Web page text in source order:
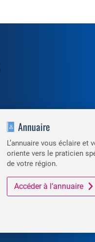
Annuaire
L’annuaire vous éclaire et
oriente vers le praticien
de votre région.
Accéder à l’annuaire